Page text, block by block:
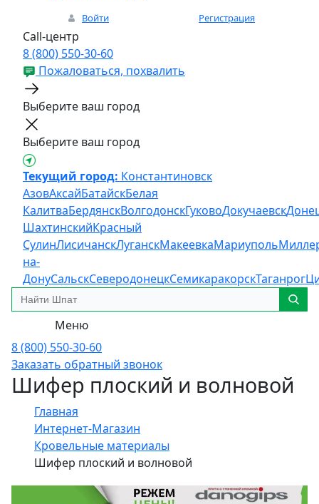
Войти Регистрация
Call-центр
8 (800) 550-30-60
Пожаловаться, похвалить
Выберите ваш город
Выберите ваш город
Текущий город: Константиновск
АзовАксайБатайскБелая
КалитваБердянскВолгодонскГуковоДокучаевск
ШахтинскийКрасный
СулинЛисичанскЛуганскМакеевкаМариуполь
на-
ДонуСальскСеверодонецкСемикаракорскТаганрог
Меню
8 (800) 550-30-60
Заказать обратный звонок
Шифер плоский и волновой
Главная
Интернет-Магазин
Кровельные материалы
Шифер плоский и волновой